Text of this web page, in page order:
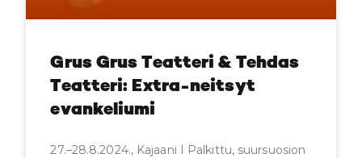
Grus Grus Teatteri & Tehdas
Teatteri: Extra-neitsyt
evankeliumi
27.–28.8.2024., Kajaani I Palkittu, suursuosion